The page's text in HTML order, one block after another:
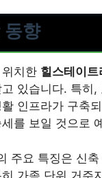
동향
치한 힐스테이
있습니다. 특히
인프라가 구축
를 보일 것으로
주요 특징은 신
가족 단위 거주